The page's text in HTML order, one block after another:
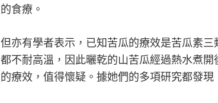
的食療。
但亦有學者表示，已知苦瓜的療效是苦瓜素
都不耐高溫，因此曬乾的山苦瓜經過熱水煮
的療效，值得懷疑。據她們的多項研究都發